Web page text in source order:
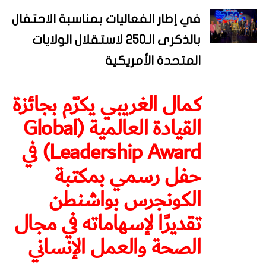
في إطار الفعاليات بمناسبة الاحتفال
بالذكرى الـ250 لاستقلال الولايات
المتحدة الأمريكية
كمال الغريبي يكرّم بجائزة
القيادة العالمية (Global
Leadership Award) في
حفل رسمي بمكتبة
الكونجرس بواشنطن
تقديرًا لإسهاماته في مجال
الصحة والعمل الإنساني